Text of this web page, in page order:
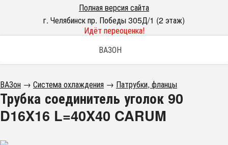
Полная версия сайта
г. Челябинск пр. Победы 305Д/1 (2 этаж)
Идёт переоценка!
ВАЗОН
ВАЗон → Система охлаждения → Патрубки, фланцы
Трубка соединитель уголок 90
D16X16 L=40X40 CARUM